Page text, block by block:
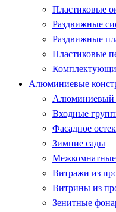
Пластиковые
Раздвижные
Раздвижные
Пластиковые
Алюминиевые
Алюминиевый
Входные
Фасадное
Зимние сады
Межкомнатные
Витражи из
Витрины из
Зенитные